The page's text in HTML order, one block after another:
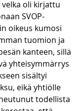
oli kirjattu
SVOP-
oikeus kumosi
tuomion ja
kanteen, sillä
yhteisymmärrys
sisältyi
eikä yhtiölle
todellista